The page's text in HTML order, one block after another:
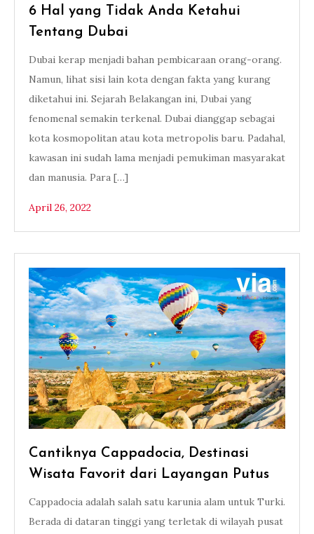
6 Hal yang Tidak Anda Ketahui
Tentang Dubai
Dubai kerap menjadi bahan pembicaraan orang-orang.
Namun, lihat sisi lain kota dengan fakta yang kurang
diketahui ini. Sejarah Belakangan ini, Dubai yang
fenomenal semakin terkenal. Dubai dianggap sebagai
kota kosmopolitan atau kota metropolis baru. Padahal,
kawasan ini sudah lama menjadi pemukiman masyarakat
dan manusia. Para […]
April 26, 2022
Cantiknya Cappadocia, Destinasi
Wisata Favorit dari Layangan Putus
Cappadocia adalah salah satu karunia alam untuk Turki.
Berada di dataran tinggi yang terletak di wilayah pusat